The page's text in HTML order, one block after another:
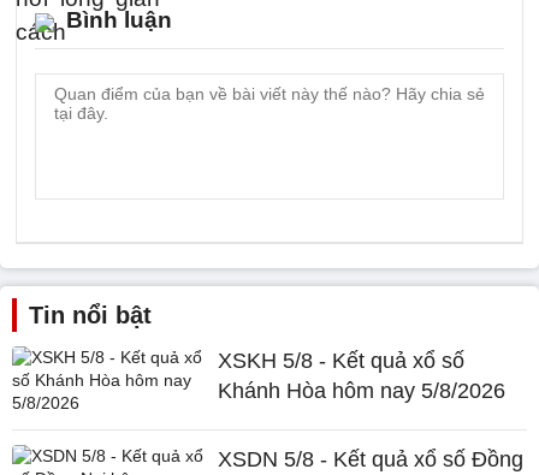
Bình luận
Tin nổi bật
XSKH 5/8 - Kết quả xổ số
Khánh Hòa hôm nay 5/8/2026
XSDN 5/8 - Kết quả xổ số Đồng